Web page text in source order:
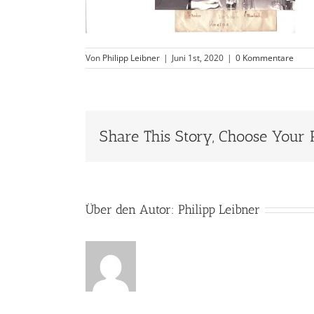
Von Philipp Leibner | Juni 1st, 2020 | 0 Kommentare
Share This Story, Choose Your
Über den Autor: Philipp Leibner